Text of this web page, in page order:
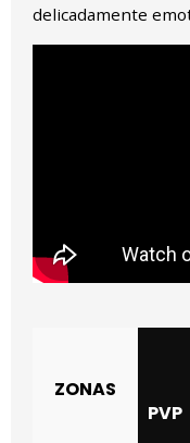
delicadamente
ZONAS
PVP